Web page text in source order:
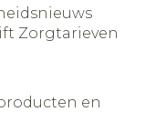
Zorgtarieven
en